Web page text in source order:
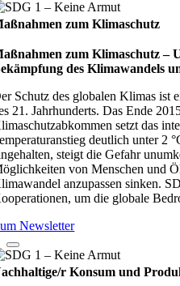
zum Klimaschutz
zum Klimaschutz –
des Kli­ma­wan­dels
Schutz des globalen Klimas ist
21. Jahrhunderts. Das Ende
setzt das
deutlich unter 2
steigt die Gefahr
von Menschen und
anzupassen sinken.
um die globale
Newsletter
r Konsum und